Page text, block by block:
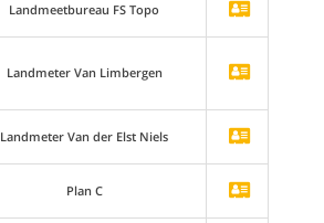
Landmeetbureau FS Topo
Landmeter Van Limbergen
Landmeter Van der Elst Niels
Plan C